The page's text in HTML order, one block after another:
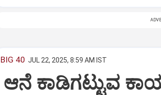
BIG 40 JUL 22, 2025, 8:59 AM IST
ಆನೆ ಕಾಡಿಗಟ್ಟುವ